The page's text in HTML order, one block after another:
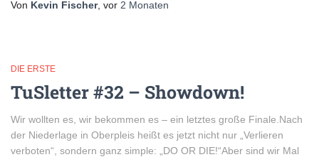
Von Kevin Fischer, vor 2 Monaten
DIE ERSTE
TuSletter #32 – Showdown!
Wir wollten es, wir bekommen es – ein letztes große Finale.Nach
der Niederlage in Oberpleis heißt es jetzt nicht nur „Verlieren
verboten“, sondern ganz simple: „DO OR DIE!“Aber sind wir Mal